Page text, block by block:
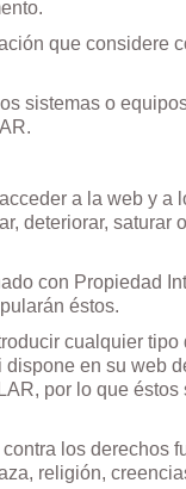
que considere
sistemas o
a la web y a
deteriorar, saturar
con Propiedad
éstos.
cualquier tipo
en su web
por lo que éstos
los derechos
religión,